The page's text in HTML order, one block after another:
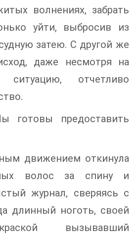
волнениях, забрать
уйти, выбросив из
затею. С другой же
даже несмотря на
ситуацию, отчетливо
предоставить
движением откинула
волос за спину и
журнал, сверяясь с
длинный ноготь, своей
вызывавший